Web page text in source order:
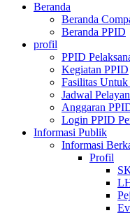
Beranda
Beranda
Beranda PPID
profil
PPID
Kegiatan PPID
Fasilitas
Jadwal
Anggaran
Login PPID
Informasi Publik
Informasi
Profil